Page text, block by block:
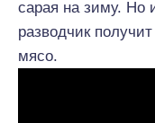
сарая на зиму. Но
разводчик
мясо.